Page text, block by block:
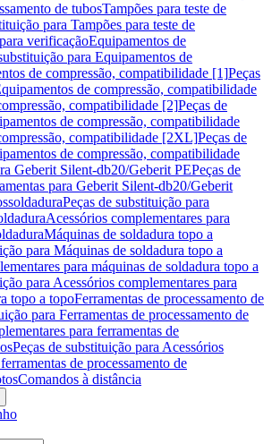
de tubosTampões para teste de
para Tampões para teste de
verificaçãoEquipamentos de
para Equipamentos de
de compressão, compatibilidade [1]Peças
de compressão, compatibilidade
compatibilidade [2]Peças de
de compressão, compatibilidade
compatibilidade [2XL]Peças de
de compressão, compatibilidade
Geberit Silent-db20/Geberit PEPeças de
para Geberit Silent-db20/Geberit
Peças de substituição para
Acessórios complementares para
Máquinas de soldadura topo a
para Máquinas de soldadura topo a
para máquinas de soldadura topo a
para Acessórios complementares para
topo a topoFerramentas de processamento de
para Ferramentas de processamento de
para ferramentas de
Peças de substituição para Acessórios
de processamento de
Comandos à distância